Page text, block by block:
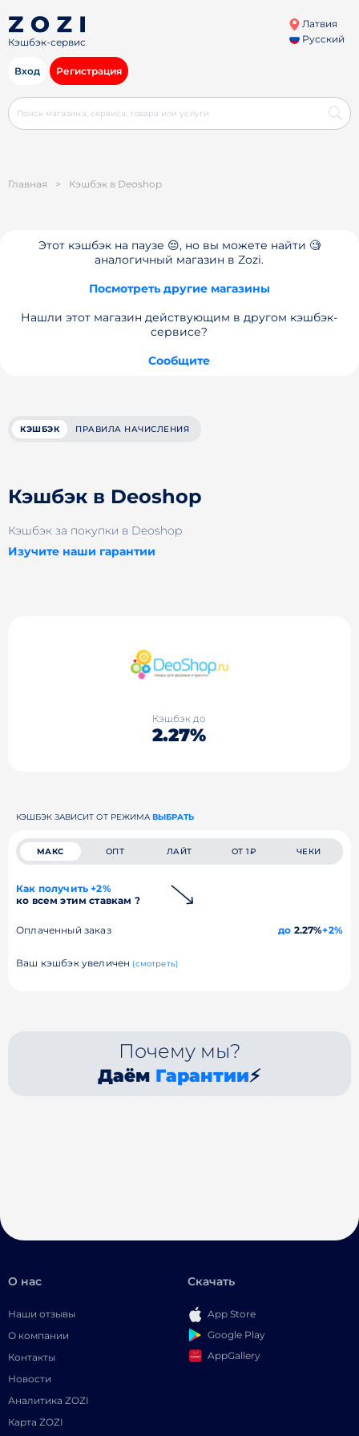
Кэшбэк-сервис
Латвия
Русский
Вход Регистрация
Главная > Кэшбэк в Deoshop
Этот кэшбэк на паузе 😔, но вы можете найти 🧐
аналогичный магазин в Zozi.
Посмотреть другие магазины
Нашли этот магазин действующим в другом кэшбэк-
сервисе?
Сообщите
КЭШБЭК ПРАВИЛА НАЧИСЛЕНИЯ
Кэшбэк в Deoshop
Кэшбэк за покупки в Deoshop
Изучите наши гарантии
Кэшбэк до
2.27%
КЭШБЭК ЗАВИСИТ ОТ РЕЖИМА ВЫБРАТЬ
МАКС ОПТ ЛАЙТ ОТ 1₽ ЧЕКИ
Как получить +2%
ко всем этим ставкам ?
Оплаченный заказ до 2.27%+2%
Ваш кэшбэк увеличен (смотреть)
Почему мы?
Даём Гарантии⚡
О нас
Наши отзывы
О компании
Контакты
Новости
Аналитика ZOZI
Карта ZOZI
Скачать
App Store
Google Play
AppGallery